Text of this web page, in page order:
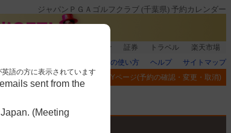
ジャパンＰＧＡゴルフクラブ (千葉県) 予約カレンダー
証券 トラベル
楽天市場
楽天GORAの使い方
ヘルプ
サイトマップ
閲覧履歴
お気に入り MYページ(予約の確認・変更・取消)
語の方に表示されています
sent from the
(Meeting